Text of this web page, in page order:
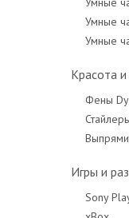
Умные
Умные
Красота
Фены
Игры и
Sony